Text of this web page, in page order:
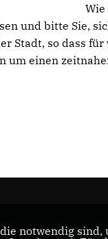
und bitte Sie,
Stadt, so dass
um einen
im Ulmer
notwendig